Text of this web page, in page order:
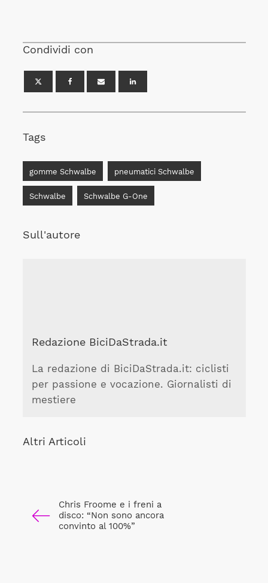
Condividi con
Tags
gomme Schwalbe pneumatici Schwalbe
Schwalbe Schwalbe G-One
Sull'autore
Redazione BiciDaStrada.it
La redazione di BiciDaStrada.it: ciclisti
per passione e vocazione. Giornalisti di
mestiere
Altri Articoli
Chris Froome e i freni a
disco: “Non sono ancora
convinto al 100%”